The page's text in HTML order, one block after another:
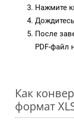
Нажмите
После
PDF-файл
Как
формат